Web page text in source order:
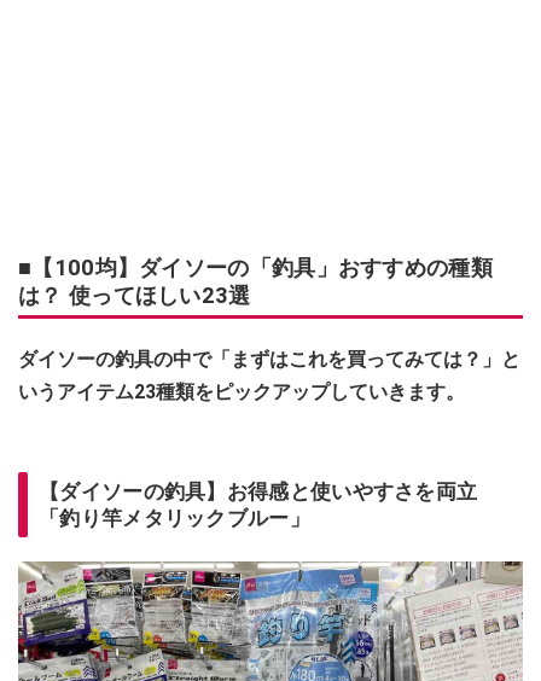
■【100均】ダイソーの「釣具」おすすめの種類
は？ 使ってほしい23選
ダイソーの釣具の中で「まずはこれを買ってみては？」と
いうアイテム23種類をピックアップしていきます。
【ダイソーの釣具】お得感と使いやすさを両立
「釣り竿メタリックブルー」